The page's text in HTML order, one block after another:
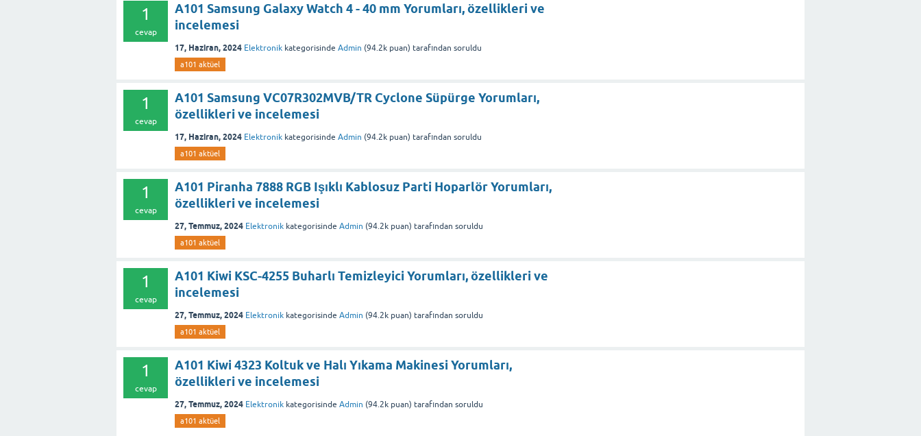
1
cevap
A101 Samsung Galaxy Watch 4 - 40 mm Yorumları, özellikleri ve
incelemesi
17, Haziran, 2024 Elektronik kategorisinde Admin (94.2k puan) tarafından soruldu
a101 aktüel
1
cevap
A101 Samsung VC07R302MVB/TR Cyclone Süpürge Yorumları,
özellikleri ve incelemesi
17, Haziran, 2024 Elektronik kategorisinde Admin (94.2k puan) tarafından soruldu
a101 aktüel
1
cevap
A101 Piranha 7888 RGB Işıklı Kablosuz Parti Hoparlör Yorumları,
özellikleri ve incelemesi
27, Temmuz, 2024 Elektronik kategorisinde Admin (94.2k puan) tarafından soruldu
a101 aktüel
1
cevap
A101 Kiwi KSC-4255 Buharlı Temizleyici Yorumları, özellikleri ve
incelemesi
27, Temmuz, 2024 Elektronik kategorisinde Admin (94.2k puan) tarafından soruldu
a101 aktüel
1
cevap
A101 Kiwi 4323 Koltuk ve Halı Yıkama Makinesi Yorumları,
özellikleri ve incelemesi
27, Temmuz, 2024 Elektronik kategorisinde Admin (94.2k puan) tarafından soruldu
a101 aktüel